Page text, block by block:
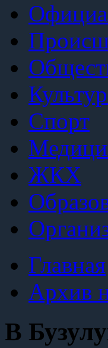
Спорт
ЖКХ
Главная
Архив
В